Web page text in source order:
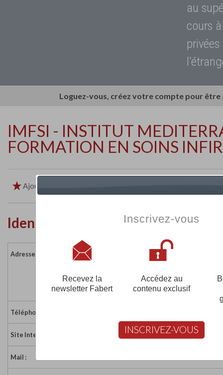
au
cours
Loguez-vous, créez votre compte pour
IMFSI - INSTITUT
FORMATION EN SOINS
Ajouter aux favoris
Identité de l'établissement
Adresse :
66000 PERPIGNAN
France
Téléphone :
Site Internet : https://www.ch-perpignan.fr
Mail :
Inscrivez-vous
Recevez la
newsletter Fabert
Accédez au
contenu exclusif
INSCRIVEZ-VOUS